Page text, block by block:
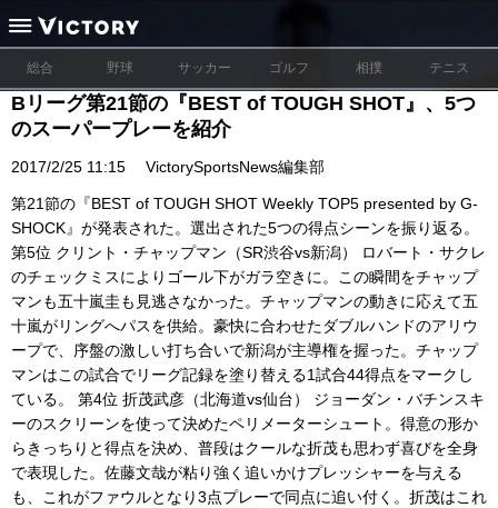
総合 野球 サッカー ゴルフ 相撲 テニス
Bリーグ第21節の『BEST of TOUGH SHOT』、5つ
のスーパープレーを紹介
2017/2/25 11:15 VictorySportsNews編集部
第21節の『BEST of TOUGH SHOT Weekly TOP5 presented by G-
SHOCK』が発表された。選出された5つの得点シーンを振り返る。
第5位 クリント・チャップマン（SR渋谷vs新潟） ロバート・サクレ
のチェックミスによりゴール下がガラ空きに。この瞬間をチャップ
マンも五十嵐圭も見逃さなかった。チャップマンの動きに応えて五
十嵐がリングへパスを供給。豪快に合わせたダブルハンドのアリウ
ープで、序盤の激しい打ち合いで新潟が主導権を握った。チャップ
マンはこの試合でリーグ記録を塗り替える1試合44得点をマークし
ている。 第4位 折茂武彦（北海道vs仙台） ジョーダン・バチンスキ
ーのスクリーンを使って決めたペリメーターシュート。得意の形か
らきっちりと得点を決め、普段はクールな折茂も思わず喜びを全身
で表現した。佐藤文哉が粘り強く追いかけプレッシャーを与える
も、これがファウルとなり3点プレーで同点に追い付く。折茂はこれ